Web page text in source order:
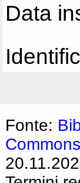
Data
Fonte: